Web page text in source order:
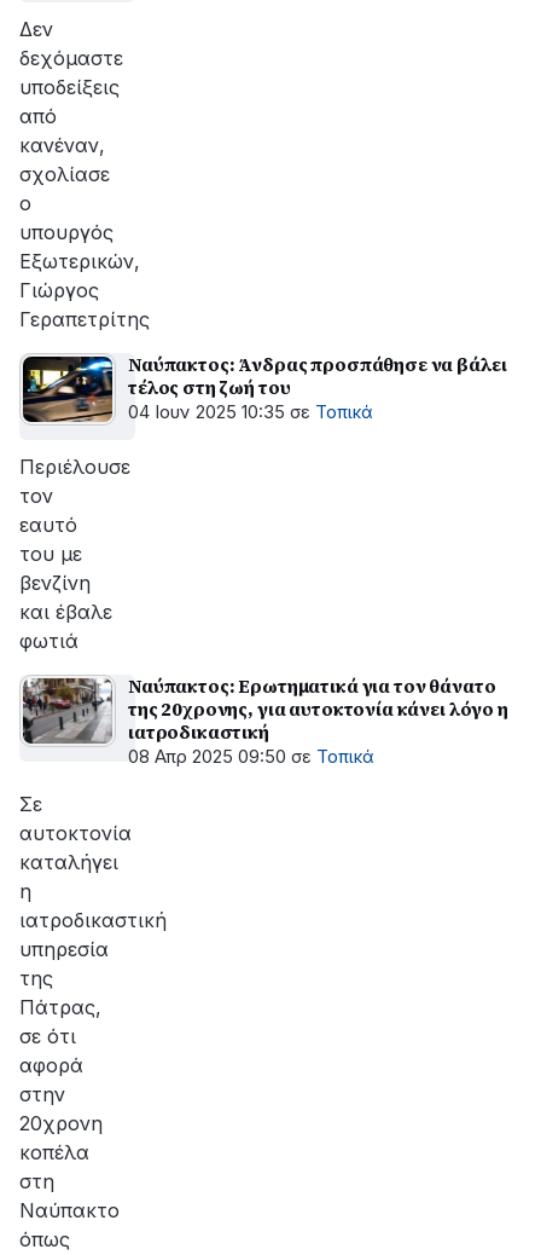
της
βλάβης
Δεν
δεχόμαστε
υποδείξεις
από
κανέναν,
σχολίασε
ο
υπουργός
Εξωτερικών,
Γιώργος
Γεραπετρίτης
Ναύπακτος: Άνδρας προσπάθησε να βάλει
τέλος στη ζωή του
04 Ιουν 2025 10:35 σε Τοπικά
Περιέλουσε
τον
εαυτό
του με
βενζίνη
και έβαλε
φωτιά
Ναύπακτος: Ερωτηματικά για τον θάνατο
της 20χρονης, για αυτοκτονία κάνει λόγο η
ιατροδικαστική
08 Απρ 2025 09:50 σε Τοπικά
Σε
αυτοκτονία
καταλήγει
η
ιατροδικαστική
υπηρεσία
της
Πάτρας,
σε ότι
αφορά
στην
20χρονη
κοπέλα
στη
Ναύπακτο
όπως